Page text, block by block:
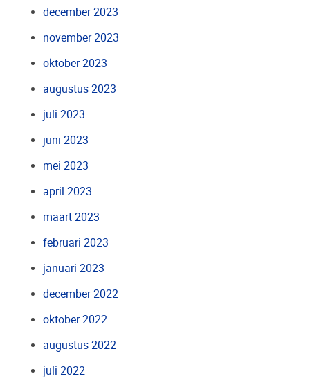
december 2023
november 2023
oktober 2023
augustus 2023
juli 2023
juni 2023
mei 2023
april 2023
maart 2023
februari 2023
januari 2023
december 2022
oktober 2022
augustus 2022
juli 2022